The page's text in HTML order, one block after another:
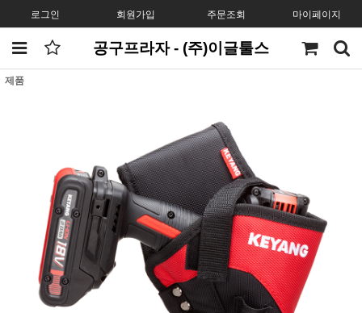
로그인 회원가입 주문조회 마이페이지
공구프라자 - (주)이글툴스
제품